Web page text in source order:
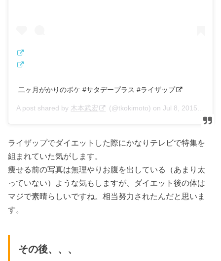
二ヶ月がかりのボケ #サタデープラス #ライザップ
A post shared by 木本武宏 (@tkokimoto) onJul 8, 2015 at 9:40pm PDT
ライザップでダイエットした際にかなりテレビで特集を
組まれていた気がします。
痩せる前の写真は無理やりお腹を出している（あまり太
っていない）ような気もしますが、ダイエット後の体は
マジで素晴らしいですね。相当努力されたんだと思いま
す。
その後、、、